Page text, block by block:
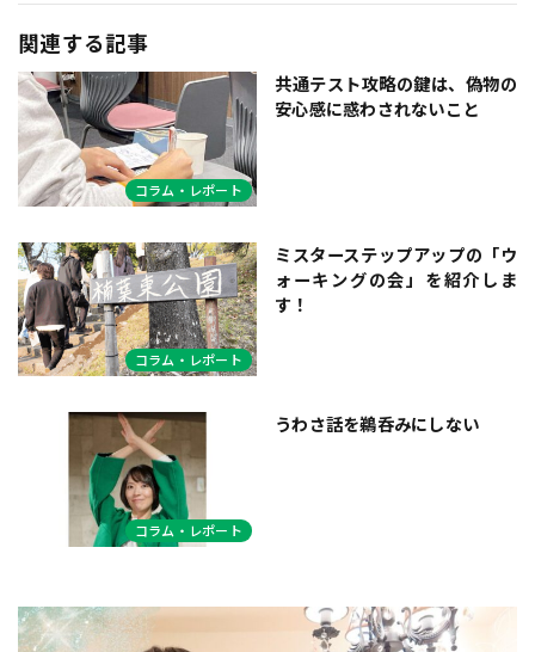
関連する記事
コラム・レポート
共通テスト攻略の鍵は、偽物の
安心感に惑わされないこと
コラム・レポート
ミスターステップアップの「ウ
ォーキングの会」を紹介しま
す！
コラム・レポート
うわさ話を鵜呑みにしない